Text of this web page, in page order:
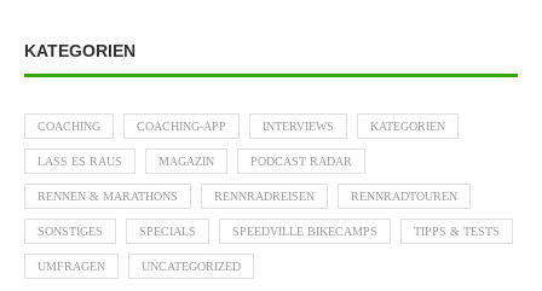
KATEGORIEN
COACHING COACHING-APP INTERVIEWS KATEGORIEN
LASS ES RAUS MAGAZIN PODCAST RADAR
RENNEN & MARATHONS RENNRADREISEN RENNRADTOUREN
SONSTIGES SPECIALS SPEEDVILLE BIKECAMPS TIPPS & TESTS
UMFRAGEN UNCATEGORIZED